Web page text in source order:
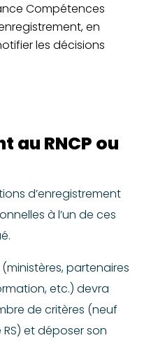
Compétences
en
les décisions
au RNCP ou
d’enregistrement
à l’un de ces
partenaires
etc.) devra
de critères (neuf
RS) et déposer son